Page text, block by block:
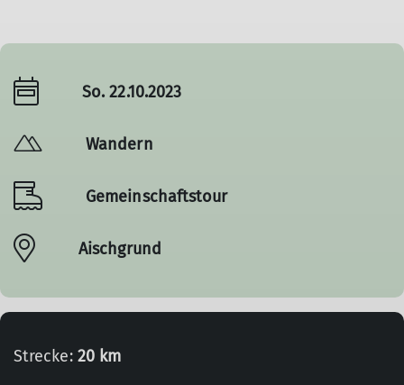
So. 22.10.2023
Wandern
Gemeinschaftstour
Aischgrund
Strecke: 20 km